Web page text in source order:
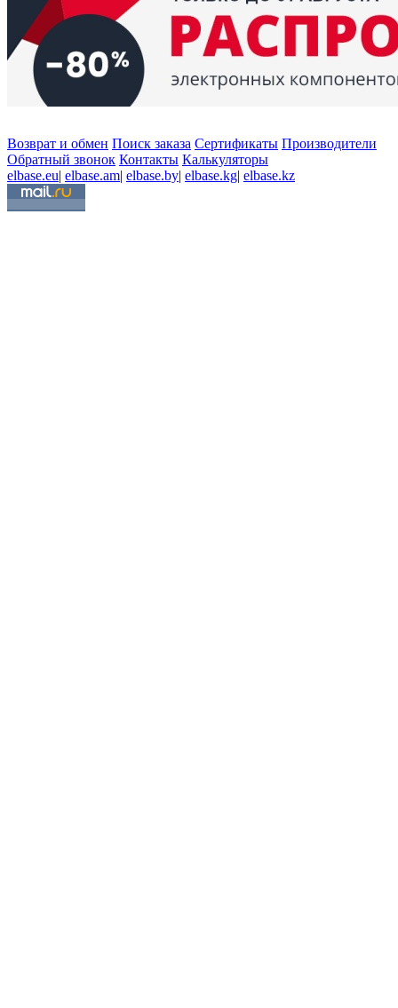
Возврат и обмен Поиск заказа Сертификаты Производители
Обратный звонок Контакты Калькуляторы
elbase.eu| elbase.am| elbase.by| elbase.kg| elbase.kz